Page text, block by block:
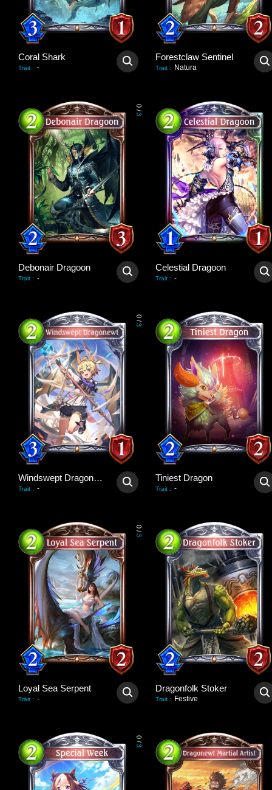
Coral Shark
Trait : -
Forestclaw Sentinel
Trait : Natura
0
/
3
Debonair Dragoon
Trait : -
Celestial Dragoon
Trait : -
0
/
3
Windswept Dragonewt
Trait : -
Tiniest Dragon
Trait : -
0
/
3
Loyal Sea Serpent
Trait : -
Dragonfolk Stoker
Trait : Festive
0
/
3